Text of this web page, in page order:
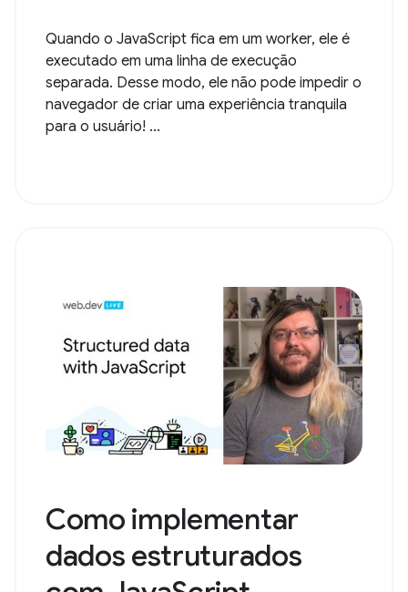
Quando o JavaScript fica em um worker, ele é
executado em uma linha de execução
separada. Desse modo, ele não pode impedir o
navegador de criar uma experiência tranquila
para o usuário! ...
Como implementar
dados estruturados